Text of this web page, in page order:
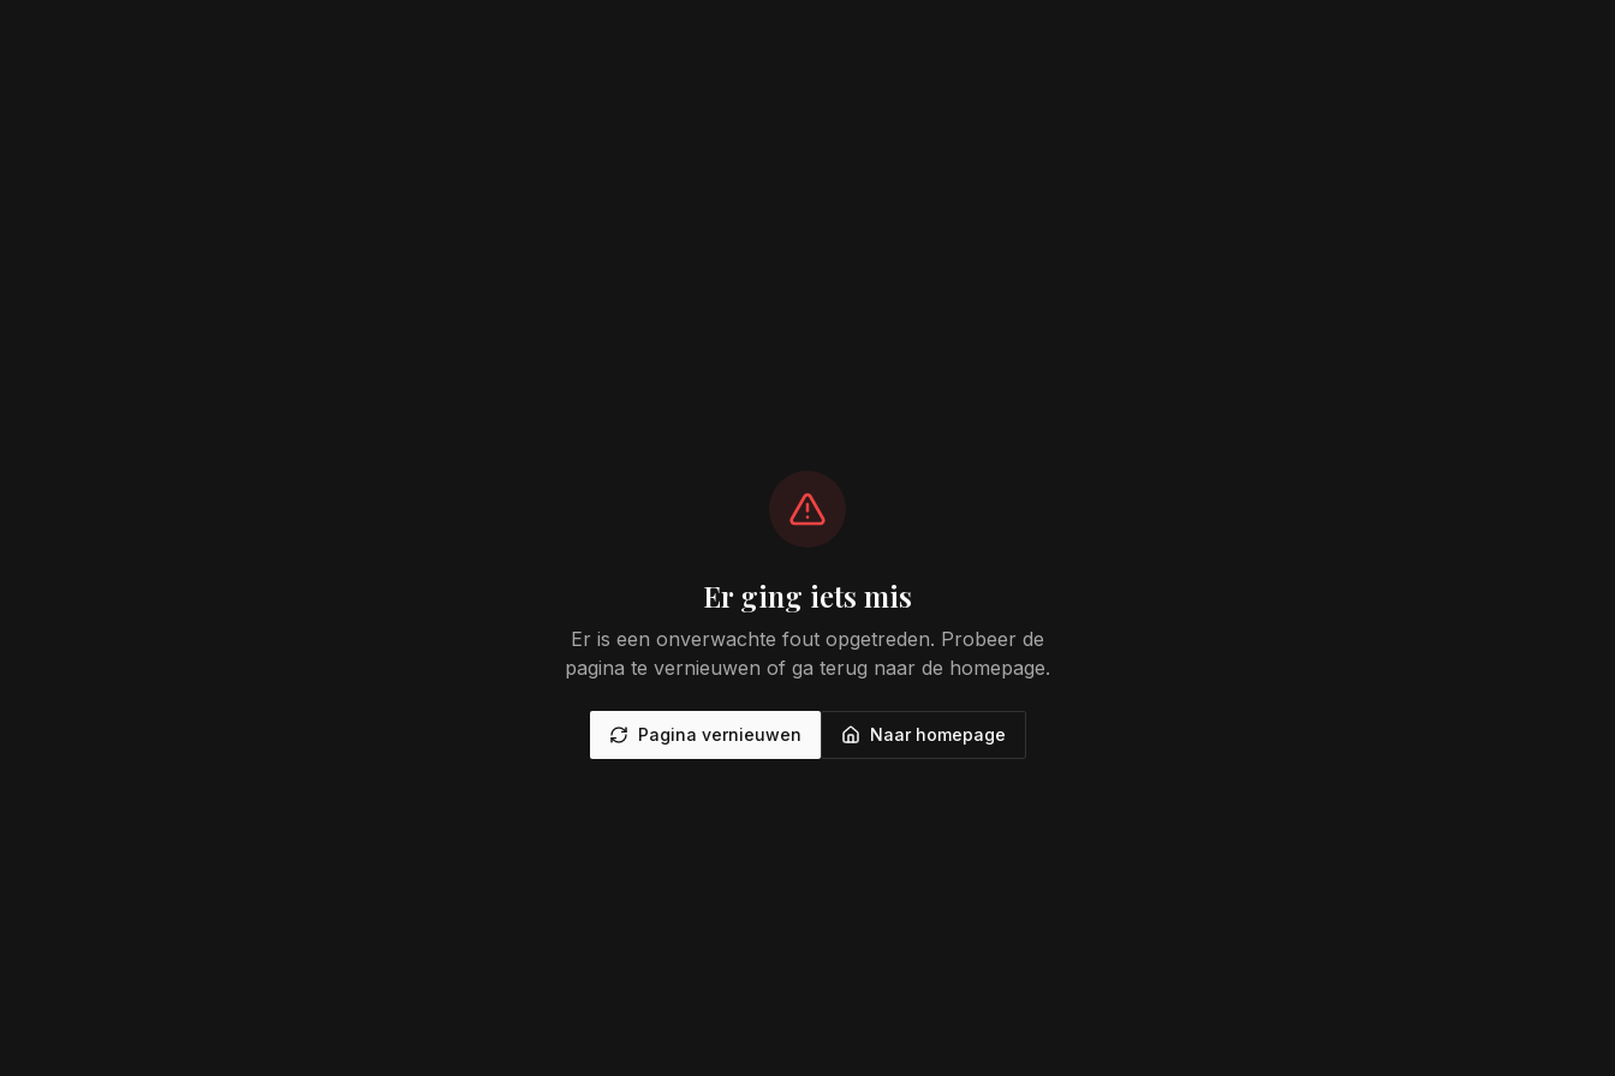
Er ging iets mis
Er is een onverwachte fout opgetreden. Probeer de
pagina te vernieuwen of ga terug naar de homepage.
Pagina vernieuwen Naar homepage